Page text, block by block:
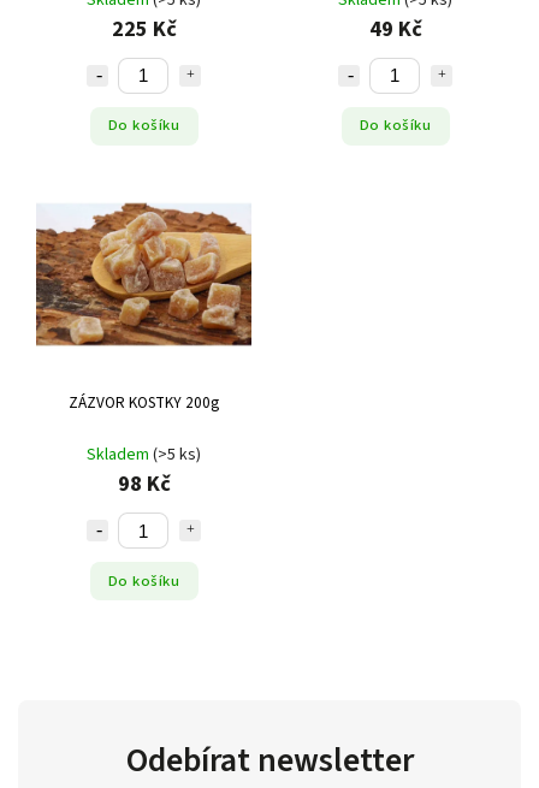
225 Kč
Do košíku
49 Kč
Do košíku
ZÁZVOR KOSTKY 200g
Skladem (>5 ks)
98 Kč
Do košíku
Odebírat newsletter